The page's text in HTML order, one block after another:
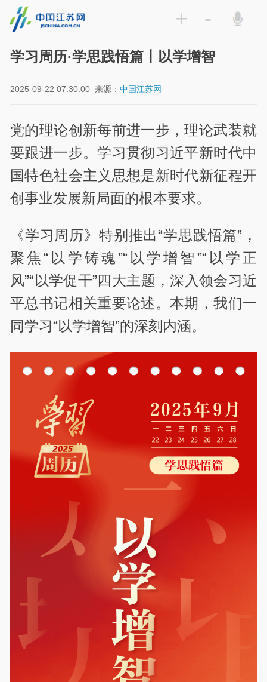
+ -
学习周历·学思践悟篇丨以学增智
2025-09-22 07:30:00 来源：中国江苏网
党的理论创新每前进一步，理论武装就
要跟进一步。学习贯彻习近平新时代中
国特色社会主义思想是新时代新征程开
创事业发展新局面的根本要求。
《学习周历》特别推出“学思践悟篇”，
聚焦“以学铸魂”“以学增智”“以学正
风”“以学促干”四大主题，深入领会习近
平总书记相关重要论述。本期，我们一
同学习“以学增智”的深刻内涵。